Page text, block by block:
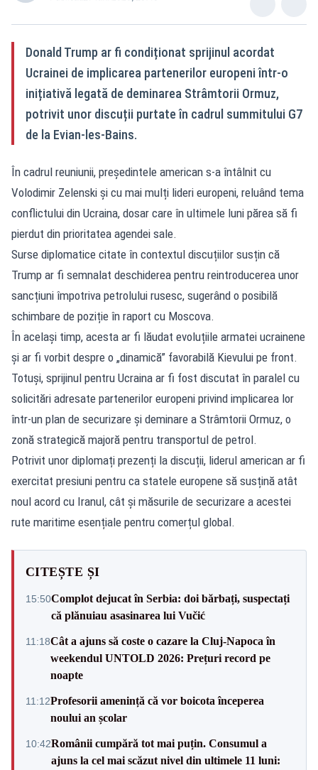
Donald Trump ar fi condiționat sprijinul acordat
Ucrainei de implicarea partenerilor europeni într-o
inițiativă legată de deminarea Strâmtorii Ormuz,
potrivit unor discuții purtate în cadrul summitului G7
de la Evian-les-Bains.
În cadrul reuniunii, președintele american s-a întâlnit cu
Volodimir Zelenski și cu mai mulți lideri europeni, reluând tema
conflictului din Ucraina, dosar care în ultimele luni părea să fi
pierdut din prioritatea agendei sale.
Surse diplomatice citate în contextul discuțiilor susțin că
Trump ar fi semnalat deschiderea pentru reintroducerea unor
sancțiuni împotriva petrolului rusesc, sugerând o posibilă
schimbare de poziție în raport cu Moscova.
În același timp, acesta ar fi lăudat evoluțiile armatei ucrainene
și ar fi vorbit despre o „dinamică” favorabilă Kievului pe front.
Totuși, sprijinul pentru Ucraina ar fi fost discutat în paralel cu
solicitări adresate partenerilor europeni privind implicarea lor
într-un plan de securizare și deminare a Strâmtorii Ormuz, o
zonă strategică majoră pentru transportul de petrol.
Potrivit unor diplomați prezenți la discuții, liderul american ar fi
exercitat presiuni pentru ca statele europene să susțină atât
noul acord cu Iranul, cât și măsurile de securizare a acestei
rute maritime esențiale pentru comerțul global.
CITEȘTE ȘI
15:50Complot dejucat în Serbia: doi bărbați, suspectați
că plănuiau asasinarea lui Vučić
11:18Cât a ajuns să coste o cazare la Cluj-Napoca în
weekendul UNTOLD 2026: Prețuri record pe
noapte
11:12Profesorii amenință că vor boicota începerea
noului an școlar
10:42Românii cumpără tot mai puțin. Consumul a
ajuns la cel mai scăzut nivel din ultimele 11 luni: